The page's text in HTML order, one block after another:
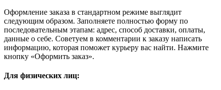
Оформление заказа в стандартном режиме выглядит
следующим образом. Заполняете полностью форму по
последовательным этапам: адрес, способ доставки, оплаты,
данные о себе. Советуем в комментарии к заказу написать
информацию, которая поможет курьеру вас найти. Нажмите
кнопку «Оформить заказ».
Для физических лиц: